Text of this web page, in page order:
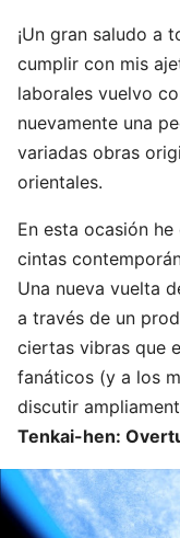
¡Un gran saludo a
cumplir con mis
laborales vuelvo
nuevamente una
variadas obras
orientales.
En esta ocasión
cintas
Una nueva vuelta
a través de un
ciertas vibras que
fanáticos (y a los
discutir
Tenkai-hen: